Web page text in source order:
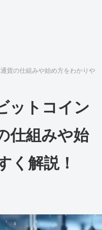
貨の仕組みや始め方をわかりや
ットコイン
仕組みや始
く解説！